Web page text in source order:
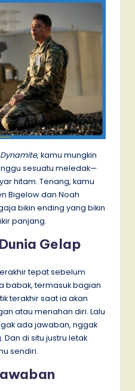
, kamu mungkin
sesuatu meledak—
hitam. Tenang, kamu
Bigelow dan Noah
bikin ending yang bikin
panjang.
Gelap
tepat sebelum
babak, termasuk bagian
terakhir saat ia akan
atau menahan diri. Lalu
ada jawaban, nggak
di situ justru letak
sendiri.